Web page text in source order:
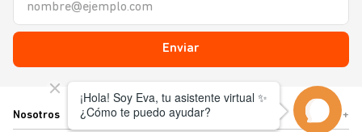
Enviar
Nosotros +